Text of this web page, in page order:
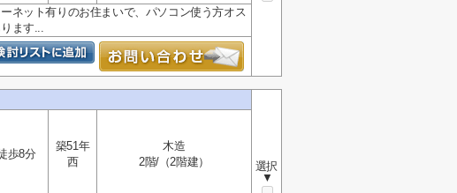
ネット有りのお住まいで、パソコン使う方オス
ます...
選択
▼
歩8分
築51年
西
木造
2階/（2階建）